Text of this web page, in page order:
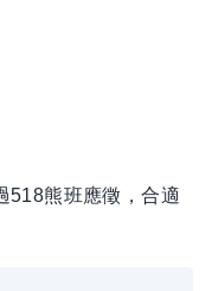
518熊班應徵，合適